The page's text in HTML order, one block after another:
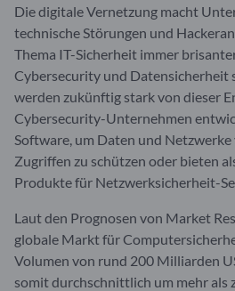
Die digitale Vernetzung macht
technische Störungen und
Thema IT-Sicherheit immer
Cybersecurity und Datensicherheit
werden zukünftig stark von dieser
Cybersecurity-Unternehmen
Software, um Daten und
Zugriffen zu schützen oder bieten
Produkte für Netzwerksicherheit-
Laut den Prognosen von Market
globale Markt für
Volumen von rund 200 Milliarden
somit durchschnittlich um mehr als